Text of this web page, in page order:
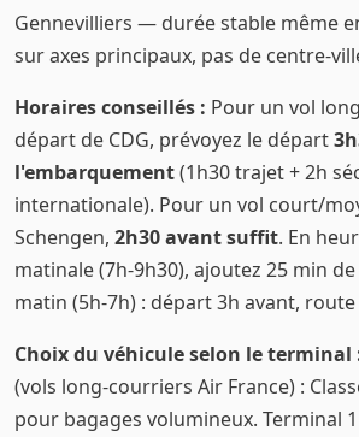
Gennevilliers — durée stable même
sur axes principaux, pas de centre-
Horaires conseillés : Pour un vol
départ de CDG, prévoyez le départ
l'embarquement(1h30 trajet + 2h
internationale). Pour un vol court/
Schengen, 2h30 avant suffit. En
matinale (7h-9h30), ajoutez 25 min
matin (5h-7h) : départ 3h avant,
Choix du véhicule selon le terminal
(vols long-courriers Air France) :
pour bagages volumineux. Terminal